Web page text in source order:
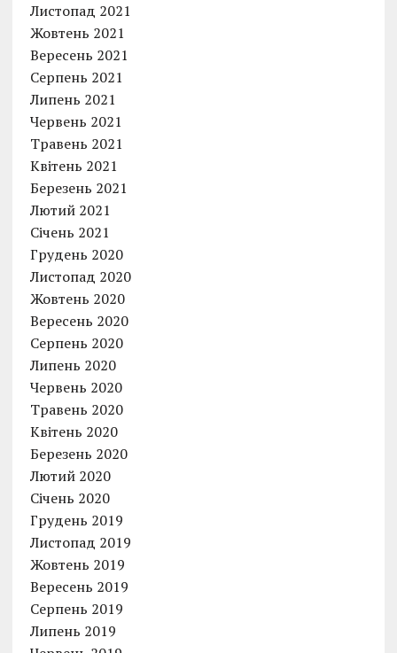
Листопад 2021
Жовтень 2021
Вересень 2021
Серпень 2021
Липень 2021
Червень 2021
Травень 2021
Квітень 2021
Березень 2021
Лютий 2021
Січень 2021
Грудень 2020
Листопад 2020
Жовтень 2020
Вересень 2020
Серпень 2020
Липень 2020
Червень 2020
Травень 2020
Квітень 2020
Березень 2020
Лютий 2020
Січень 2020
Грудень 2019
Листопад 2019
Жовтень 2019
Вересень 2019
Серпень 2019
Липень 2019